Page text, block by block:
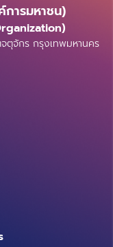
ารมหาชน)
ตุจักร กรุงเทพมหานคร